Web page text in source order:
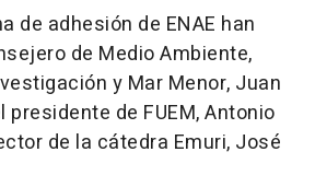
de adhesión de ENAE han
de Medio Ambiente,
y Mar Menor, Juan
presidente de FUEM, Antonio
de la cátedra Emuri, José